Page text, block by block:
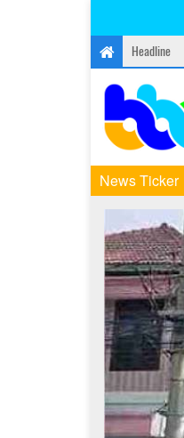
Headline
News Ticker